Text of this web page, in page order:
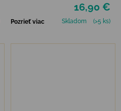
16,90 €
Pozrieť viac Skladom (>5 ks)